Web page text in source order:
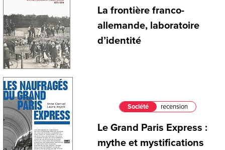
La frontière franco-
allemande, laboratoire
d’identité
Société recension
Le Grand Paris Express :
mythe et mystifications